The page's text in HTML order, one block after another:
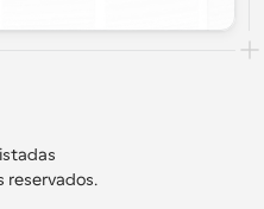
reservados.